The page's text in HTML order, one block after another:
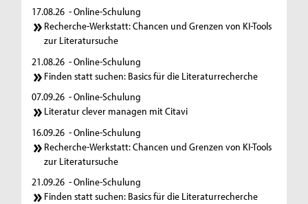
17.08.26 - Online-Schulung
Recherche-Werkstatt: Chancen und Grenzen von KI-Tools
zur Literatursuche
21.08.26 - Online-Schulung
Finden statt suchen: Basics für die Literaturrecherche
07.09.26 - Online-Schulung
Literatur clever managen mit Citavi
16.09.26 - Online-Schulung
Recherche-Werkstatt: Chancen und Grenzen von KI-Tools
zur Literatursuche
21.09.26 - Online-Schulung
Finden statt suchen: Basics für die Literaturrecherche